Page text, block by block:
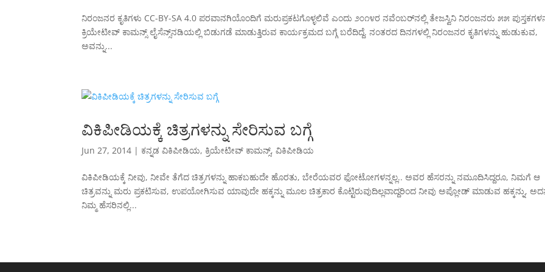
ನಿರಂಜನರ ಕೃತಿಗಳು CC-BY-SA 4.0 ಪರವಾನಗಿಯೊಂದಿಗೆ ಮರುಪ್ರಕಟಗೊಳ್ಳಲಿವೆ ಎಂದು ೨೦೧೪ರ ನವೆಂಬರ್‌ನಲ್ಲಿ ತೇಜಸ್ವಿನಿ ನಿರಂಜನರು ೫೫
ಕ್ರಿಯೇಟೀವ್ ಕಾಮನ್ಸ್ ಲೈಸೆನ್ಸ್‌ನಡಿಯಲ್ಲಿ ಬಿಡುಗಡೆ ಮಾಡುತ್ತಿರುವ ಕಾರ್ಯಕ್ರಮದ ಬಗ್ಗೆ ಬರೆದಿದ್ದೆ. ನಂತರದ ದಿನಗಳಲ್ಲಿ ನಿರಂಜನರ ಕೃತಿಗಳನ್ನು ಹುಡುಕುವ,
ಅವನ್ನು...
ವಿಕಿಪೀಡಿಯಕ್ಕೆ ಚಿತ್ರಗಳನ್ನು ಸೇರಿಸುವ ಬಗ್ಗೆ
Jun 27, 2014 | ಕನ್ನಡ ವಿಕಿಪೀಡಿಯ,ಕ್ರಿಯೇಟೀವ್ ಕಾಮನ್ಸ್,ವಿಕಿಪೀಡಿಯ
ವಿಕಿಪೀಡಿಯಕ್ಕೆ ನೀವು, ನೀವೇ ತೆಗೆದ ಚಿತ್ರಗಳನ್ನು ಹಾಕಬಹುದೇ ಹೊರತು, ಬೇರೆಯವರ ಫೋಟೋಗಳನ್ನಲ್ಲ.. ಅವರ ಹೆಸರನ್ನು ನಮೂದಿಸಿದ್ದರೂ, ನಿಮಗೆ ಆ
ಚಿತ್ರವನ್ನು ಮರು ಪ್ರಕಟಿಸುವ, ಉಪಯೋಗಿಸುವ ಯಾವುದೇ ಹಕ್ಕನ್ನು ಮೂಲ ಚಿತ್ರಕಾರ ಕೊಟ್ಟಿರುವುದಿಲ್ಲವಾದ್ದರಿಂದ ನೀವು ಅಪ್ಲೋಡ್ ಮಾಡುವ ಹಕ್ಕನ್ನು,
ನಿಮ್ಮ ಹೆಸರಿನಲ್ಲಿ...